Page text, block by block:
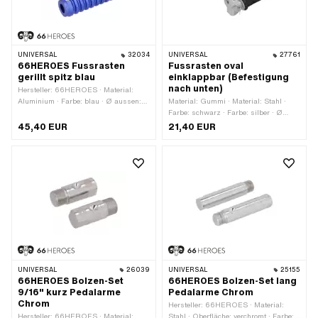
UNIVERSAL 32034
66HEROES Fussrasten
gerillt spitz blau
Hersteller: 66HEROES · Material:
Aluminium · Farbe: blau · Ø aussen:
eloxiert · Gesamtlänge: 126 mm ·
45,40 EUR
UNIVERSAL 27761
Fussrasten oval
einklappbar (Befestigung
nach unten)
Material: Gummi · Material: Stahl ·
Farbe: schwarz · Farbe: silber · Ø
innen: 12.5 mm · Gesamtlänge: 130
21,40 EUR
UNIVERSAL 26039
66HEROES Bolzen-Set
9/16" kurz Pedalarme
Chrom
Hersteller: 66HEROES · Material:
UNIVERSAL 25155
66HEROES Bolzen-Set lang
Pedalarme Chrom
Hersteller: 66HEROES · Material:
Stahl · Oberfläche: verchromt · Farbe: